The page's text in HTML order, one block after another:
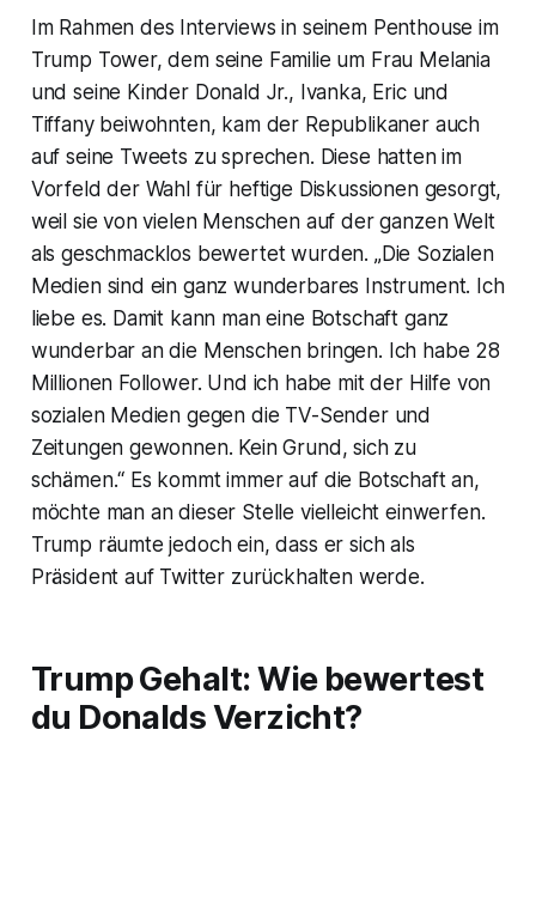
Im Rahmen des Interviews in seinem Penthouse im
Trump Tower, dem seine Familie um Frau Melania
und seine Kinder Donald Jr., Ivanka, Eric und
Tiffany beiwohnten, kam der Republikaner auch
auf seine Tweets zu sprechen. Diese hatten im
Vorfeld der Wahl für heftige Diskussionen gesorgt,
weil sie von vielen Menschen auf der ganzen Welt
als geschmacklos bewertet wurden. „Die Sozialen
Medien sind ein ganz wunderbares Instrument. Ich
liebe es. Damit kann man eine Botschaft ganz
wunderbar an die Menschen bringen. Ich habe 28
Millionen Follower. Und ich habe mit der Hilfe von
sozialen Medien gegen die TV-Sender und
Zeitungen gewonnen. Kein Grund, sich zu
schämen.“ Es kommt immer auf die Botschaft an,
möchte man an dieser Stelle vielleicht einwerfen.
Trump räumte jedoch ein, dass er sich als
Präsident auf Twitter zurückhalten werde.
Trump Gehalt: Wie bewertest
du Donalds Verzicht?